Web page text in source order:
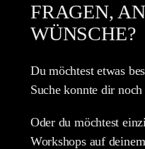
FRAGEN,
WÜNSCHE?
Du möchtest etwas
Suche konnte dir
Oder du möchtest
Workshops auf